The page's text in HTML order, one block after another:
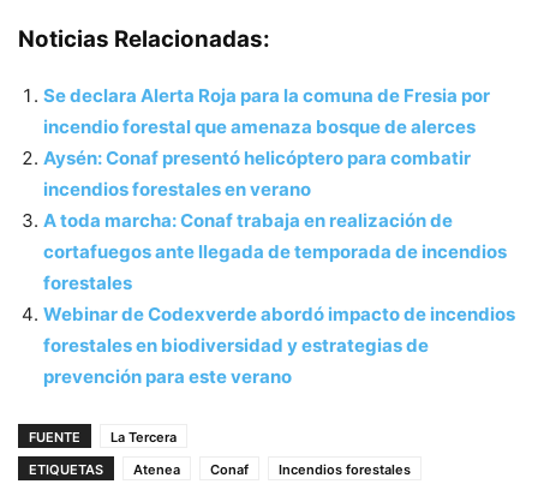
Noticias Relacionadas:
Se declara Alerta Roja para la comuna de Fresia por
incendio forestal que amenaza bosque de alerces
Aysén: Conaf presentó helicóptero para combatir
incendios forestales en verano
A toda marcha: Conaf trabaja en realización de
cortafuegos ante llegada de temporada de incendios
forestales
Webinar de Codexverde abordó impacto de incendios
forestales en biodiversidad y estrategias de
prevención para este verano
FUENTE
La Tercera
ETIQUETAS
Atenea Conaf
Incendios forestales